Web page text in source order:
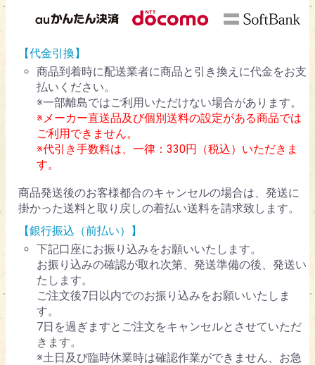
【代金引換】
商品到着時に配送業者に商品と引き換えに代金をお支
払いください。
※一部離島ではご利用いただけない場合があります。
※メーカー直送品及び個別送料の設定がある商品では
ご利用できません。
※代引き手数料は、一律：330円（税込）いただきま
す。
商品発送後のお客様都合のキャンセルの場合は、発送に
掛かった送料と取り戻しの着払い送料を請求致します。
【銀行振込（前払い）】
下記口座にお振り込みをお願いいたします。
お振り込みの確認が取れ次第、発送準備の後、発送い
たします。
ご注文後7日以内でのお振り込みをお願いいたしま
す。
7日を過ぎますとご注文をキャンセルとさせていただ
きます。
※土日及び臨時休業時は確認作業ができません、お急